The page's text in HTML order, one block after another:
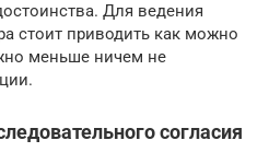
Для ведения
стоит приводить как можно
меньше ничем не
согласия